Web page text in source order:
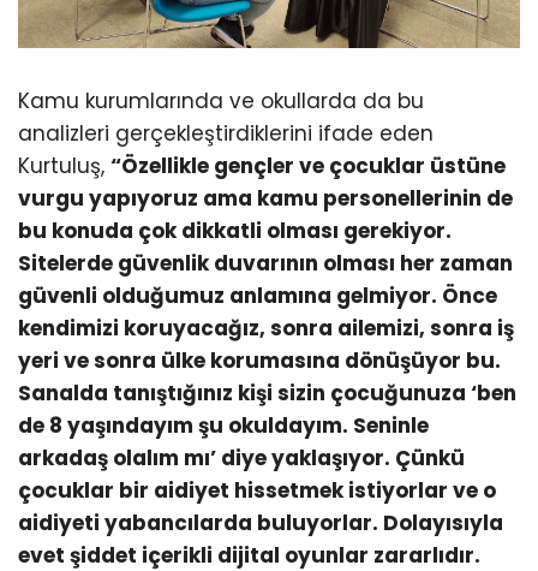
Kamu kurumlarında ve okullarda da bu
analizleri gerçekleştirdiklerini ifade eden
Kurtuluş, “Özellikle gençler ve çocuklar üstüne
vurgu yapıyoruz ama kamu personellerinin de
bu konuda çok dikkatli olması gerekiyor.
Sitelerde güvenlik duvarının olması her zaman
güvenli olduğumuz anlamına gelmiyor. Önce
kendimizi koruyacağız, sonra ailemizi, sonra iş
yeri ve sonra ülke korumasına dönüşüyor bu.
Sanalda tanıştığınız kişi sizin çocuğunuza ‘ben
de 8 yaşındayım şu okuldayım. Seninle
arkadaş olalım mı’ diye yaklaşıyor. Çünkü
çocuklar bir aidiyet hissetmek istiyorlar ve o
aidiyeti yabancılarda buluyorlar. Dolayısıyla
evet şiddet içerikli dijital oyunlar zararlıdır.